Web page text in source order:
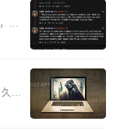
而
过
捅
：
传
。
xAI